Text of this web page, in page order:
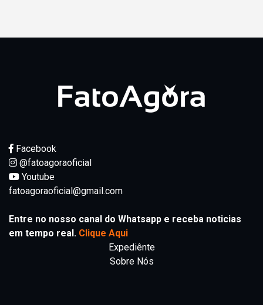
Facebook
@fatoagoraoficial
Youtube
fatoagoraoficial@gmail.com
Entre no nosso canal do Whatsapp e receba noticias
em tempo real. Clique Aqui
Expediênte
Sobre Nós